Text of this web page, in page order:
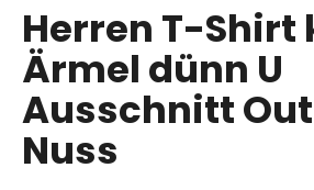
Herren T-Shirt
Ärmel dünn U
Ausschnitt
Nuss
e
m
p
f
e
h
l